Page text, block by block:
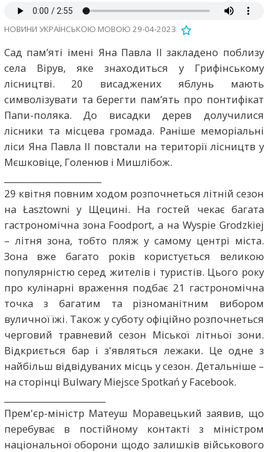
НОВИНИ УКРАЇНСЬКОЮ МОВОЮ 29-04-2023
Сад пам’яті імені Яна Павла ІІ закладено поблизу
села Вірув, яке знаходиться у Грифінському
лісництві. 20 висаджених яблунь мають
символізувати та берегти пам’ять про понтифікат
Папи-поляка. До висадки дерев долучилися
лісники та місцева громада. Раніше меморіальні
ліси Яна Павла ІІ повстали на території лісництв у
Мєшковіце, Голенюв і Мишлібож.
29 квітня повним ходом розпочнеться літній сезон
на Łasztowni у Щецині. На гостей чекає багата
гастрономічна зона Foodport, а на Wyspie Grodzkiej
– літня зона, тобто пляж у самому центрі міста.
Зона вже багато років користується великою
популярністю серед жителів і туристів. Цього року
про кулінарні враження подбає 21 гастрономічна
точка з багатим та різноманітним вибором
вуличної їжі. Також у суботу офіційно розпочнеться
черговий травневий сезон Міської літньої зони.
Відкриється бар і з'являться лежаки. Це одне з
найбільш відвідуваних місць у сезон. Детальніше –
на сторінці Bulwary Miejsce Spotkań у Facebook.
Прем'єр-міністр Матеуш Моравецький заявив, що
перебуває в постійному контакті з міністром
національної оборони щодо залишків військового